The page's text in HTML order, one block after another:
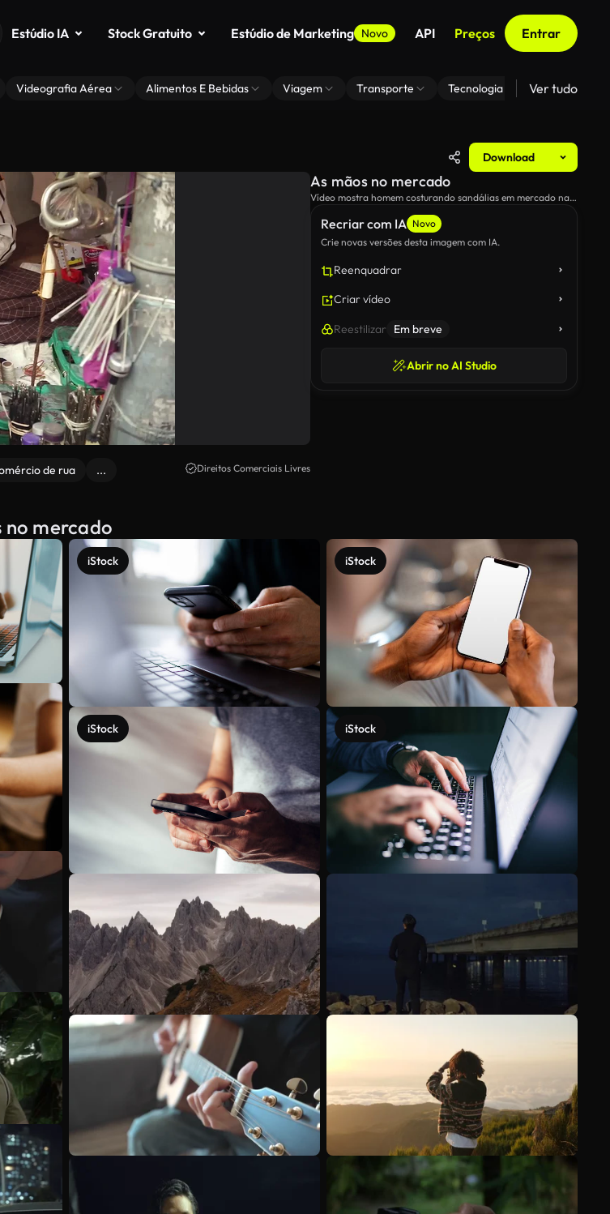
Estúdio IA Stock Gratuito Estúdio de Marketing Novo API Preços Entrar
Videografia Aérea Alimentos E Bebidas Viagem Transporte Tecnologia Zoom De
Ver tudo
Download
de rua ... Direitos Comerciais Livres
Recriar com IA Novo
Crie novas versões desta imagem com IA.
Reenquadrar
Criar vídeo
Reestilizar Em breve
Abrir no AI Studio
As mãos no mercado
Vídeo mostra homem costurando sandálias em mercado na
no mercado
iStock
iStock
iStock
iStock
Veja mais